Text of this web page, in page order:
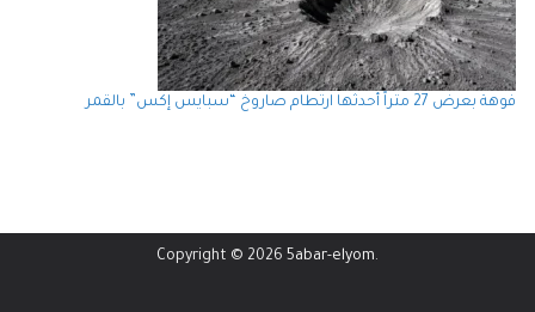
فوهة بعرض 27 متراً أحدثها ارتطام صاروخ “سبايس إكس” بالقمر
Copyright © 2026 5abar-elyom.